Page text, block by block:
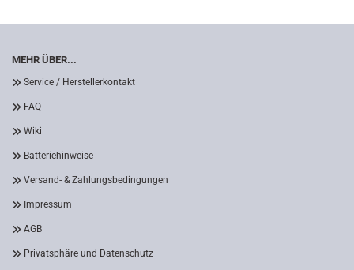
MEHR ÜBER...
Service / Herstellerkontakt
FAQ
Wiki
Batteriehinweise
Versand- & Zahlungsbedingungen
Impressum
AGB
Privatsphäre und Datenschutz